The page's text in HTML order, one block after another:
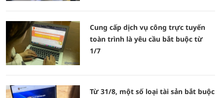
Cung cấp dịch vụ công trực tuyến
toàn trình là yêu cầu bắt buộc từ
1/7
Từ 31/8, một số loại tài sản bắt buộc